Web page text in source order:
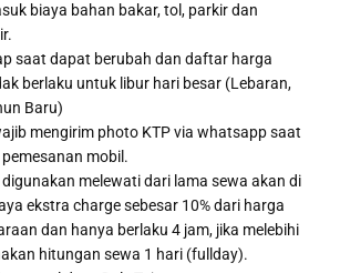
biaya bahan bakar, tol, parkir dan
saat dapat berubah dan daftar harga
berlaku untuk libur hari besar (Lebaran,
Baru)
mengirim photo KTP via whatsapp saat
mobil.
melewati dari lama sewa akan di
ekstra charge sebesar 10% dari harga
dan hanya berlaku 4 jam, jika melebihi
hitungan sewa 1 hari (fullday).